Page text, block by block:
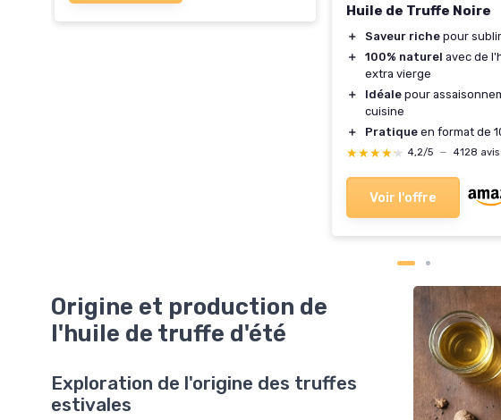
Huile de Truffe Noire
＋ Saveur riche pour
＋
100% naturel avec de
extra vierge
＋
Idéale pour
cuisine
＋
Pratique en format de
★★★★★
★★★★★ 4,2/5 — 4128 avis
Voir l'offre
Origine et production de
l'huile de truffe d'été
Exploration de l'origine des truffes
estivales